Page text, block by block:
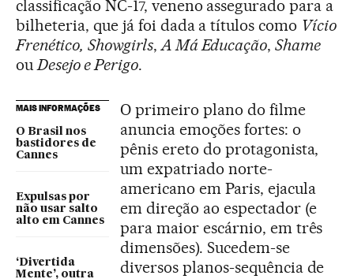
classificação NC-17, veneno assegurado para a
bilheteria, que já foi dada a títulos como Vício
Frenético, Showgirls, A Má Educação,Shame
ou Desejo e Perigo.
MAIS INFORMAÇÕES
O Brasil nos
bastidores de
Cannes
Expulsas por
não usar salto
alto em Cannes
‘Divertida
Mente’, outra
O primeiro plano do filme
anuncia emoções fortes: o
pênis ereto do protagonista,
um expatriado norte-
americano em Paris, ejacula
em direção ao espectador (e
para maior escárnio, em três
dimensões). Sucedem-se
diversos planos-sequência de